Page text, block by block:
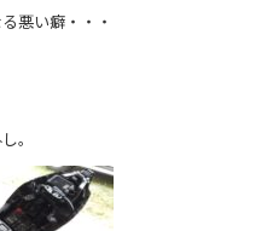
悪い癖・・・
。